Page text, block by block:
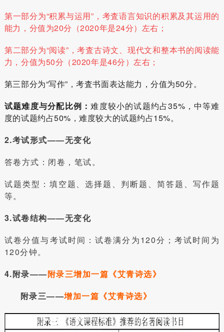
第一部分为“积累与运用”，考査语言知识的积累及其运用的
能力，分值为20分（2020年是24分）左右；
第二部分为“阅读”，考査古诗文、现代文和整本书的阅读能
力，分值为50分（2020年是46分）左右；
第三部分为“写作”，考査书面表达能力，分值为50分。
试题难度与分配比例：难度较小的试题约占35%，中等难
度的试题约占50%，难度较大的试题约占15%。
2.考试形式——无变化
答卷方式：闭卷，笔试。
试题类型：填空题、选择题、判断题、简答题、写作题
等。
3.试卷结构——无变化
试卷分值与考试时间：试卷满分为120分；考试时间为
120分钟。
4.附录——附录三增加一篇《艾青诗选》
附录三——增加一篇《艾青诗选》